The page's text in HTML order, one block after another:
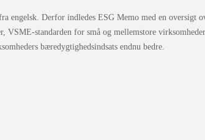
Derfor indledes ESG Memo med en oversigt
standarden for små og mellemstore
bæredygtighedsindsats endnu bedre.